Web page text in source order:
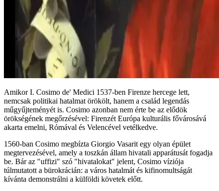
Amikor I. Cosimo de' Medici 1537-ben Firenze hercege lett,
nemcsak politikai hatalmat örökölt, hanem a család legendás
műgyűjteményét is. Cosimo azonban nem érte be az elődök
örökségének megőrzésével: Firenzét Európa kulturális fővárosává
akarta emelni, Rómával és Velencével vetélkedve.
1560-ban Cosimo megbízta Giorgio Vasarit egy olyan épület
megtervezésével, amely a toszkán állam hivatali apparátusát fogadja
be. Bár az "uffizi" szó "hivatalokat" jelent, Cosimo víziója
túlmutatott a bürokrácián: a város hatalmát és kifinomultságát
kívánta demonstrálni a külföldi követek előtt.